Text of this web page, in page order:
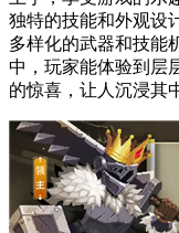
独特的技能和外观设
多样化的武器和技能
中，玩家能体验到层
的惊喜，让人沉浸其